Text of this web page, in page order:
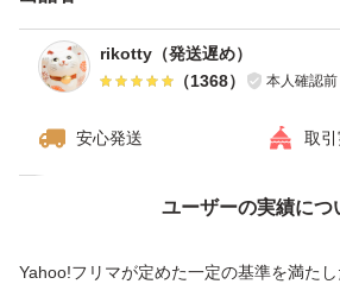
rikotty（発送遅め）
（1368） 本人確認前
安心発送 取
ユーザーの実績につ
Yahoo!フリマが定めた一定の基準を満た
価格の相談